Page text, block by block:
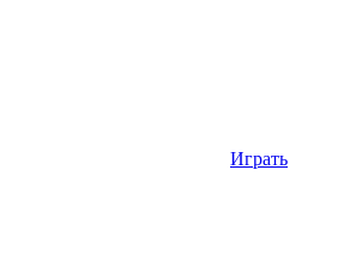
Играть